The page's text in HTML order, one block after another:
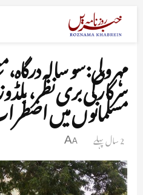
مہرولی:سو سالہ
سرکار کی بری نظر،
مسلمانوں میں
2 سال پہلے A
A